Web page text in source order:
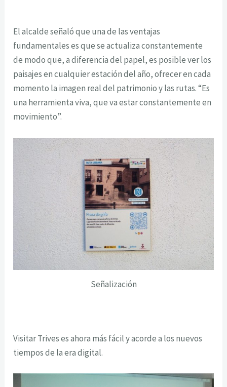
El alcalde señaló que una de las ventajas
fundamentales es que se actualiza constantemente
de modo que, a diferencia del papel, es posible ver los
paisajes en cualquier estación del año, ofrecer en cada
momento la imagen real del patrimonio y las rutas. “Es
una herramienta viva, que va estar constantemente en
movimiento”.
Señalización
Visitar Trives es ahora más fácil y acorde a los nuevos
tiempos de la era digital.